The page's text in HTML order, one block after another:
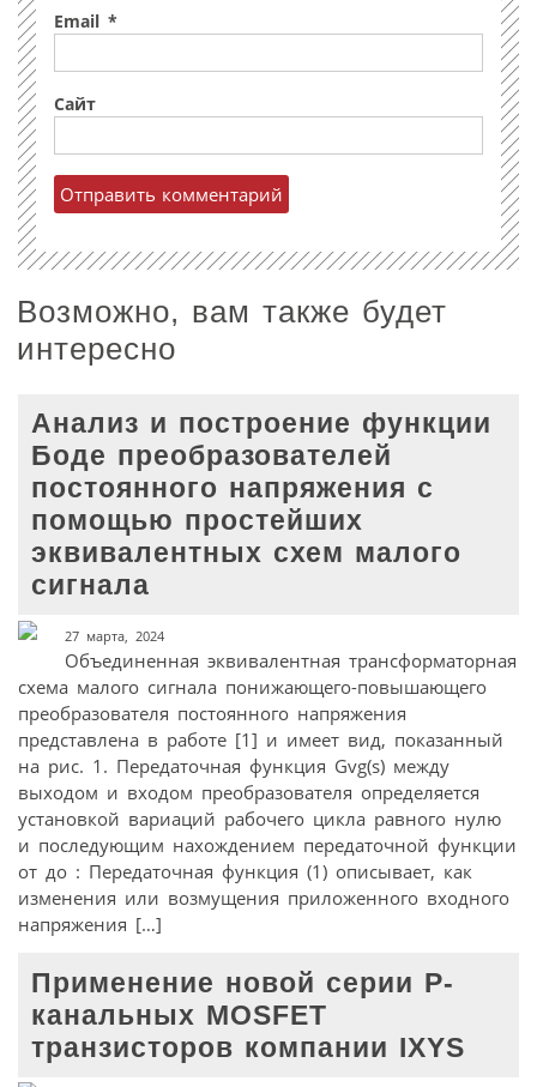
Email *
Сайт
Возможно, вам также будет
интересно
Анализ и построение функции
Боде преобразователей
постоянного напряжения с
помощью простейших
эквивалентных схем малого
сигнала
27 марта, 2024
Объединенная эквивалентная трансформаторная
схема малого сигнала понижающего-повышающего
преобразователя постоянного напряжения
представлена в работе [1] и имеет вид, показанный
на рис. 1. Передаточная функция Gvg(s) между
выходом и входом преобразователя определяется
установкой вариаций рабочего цикла равного нулю
и последующим нахождением передаточной функции
от до : Передаточная функция (1) описывает, как
изменения или возмущения приложенного входного
напряжения […]
Применение новой серии P-
канальных MOSFET
транзисторов компании IXYS